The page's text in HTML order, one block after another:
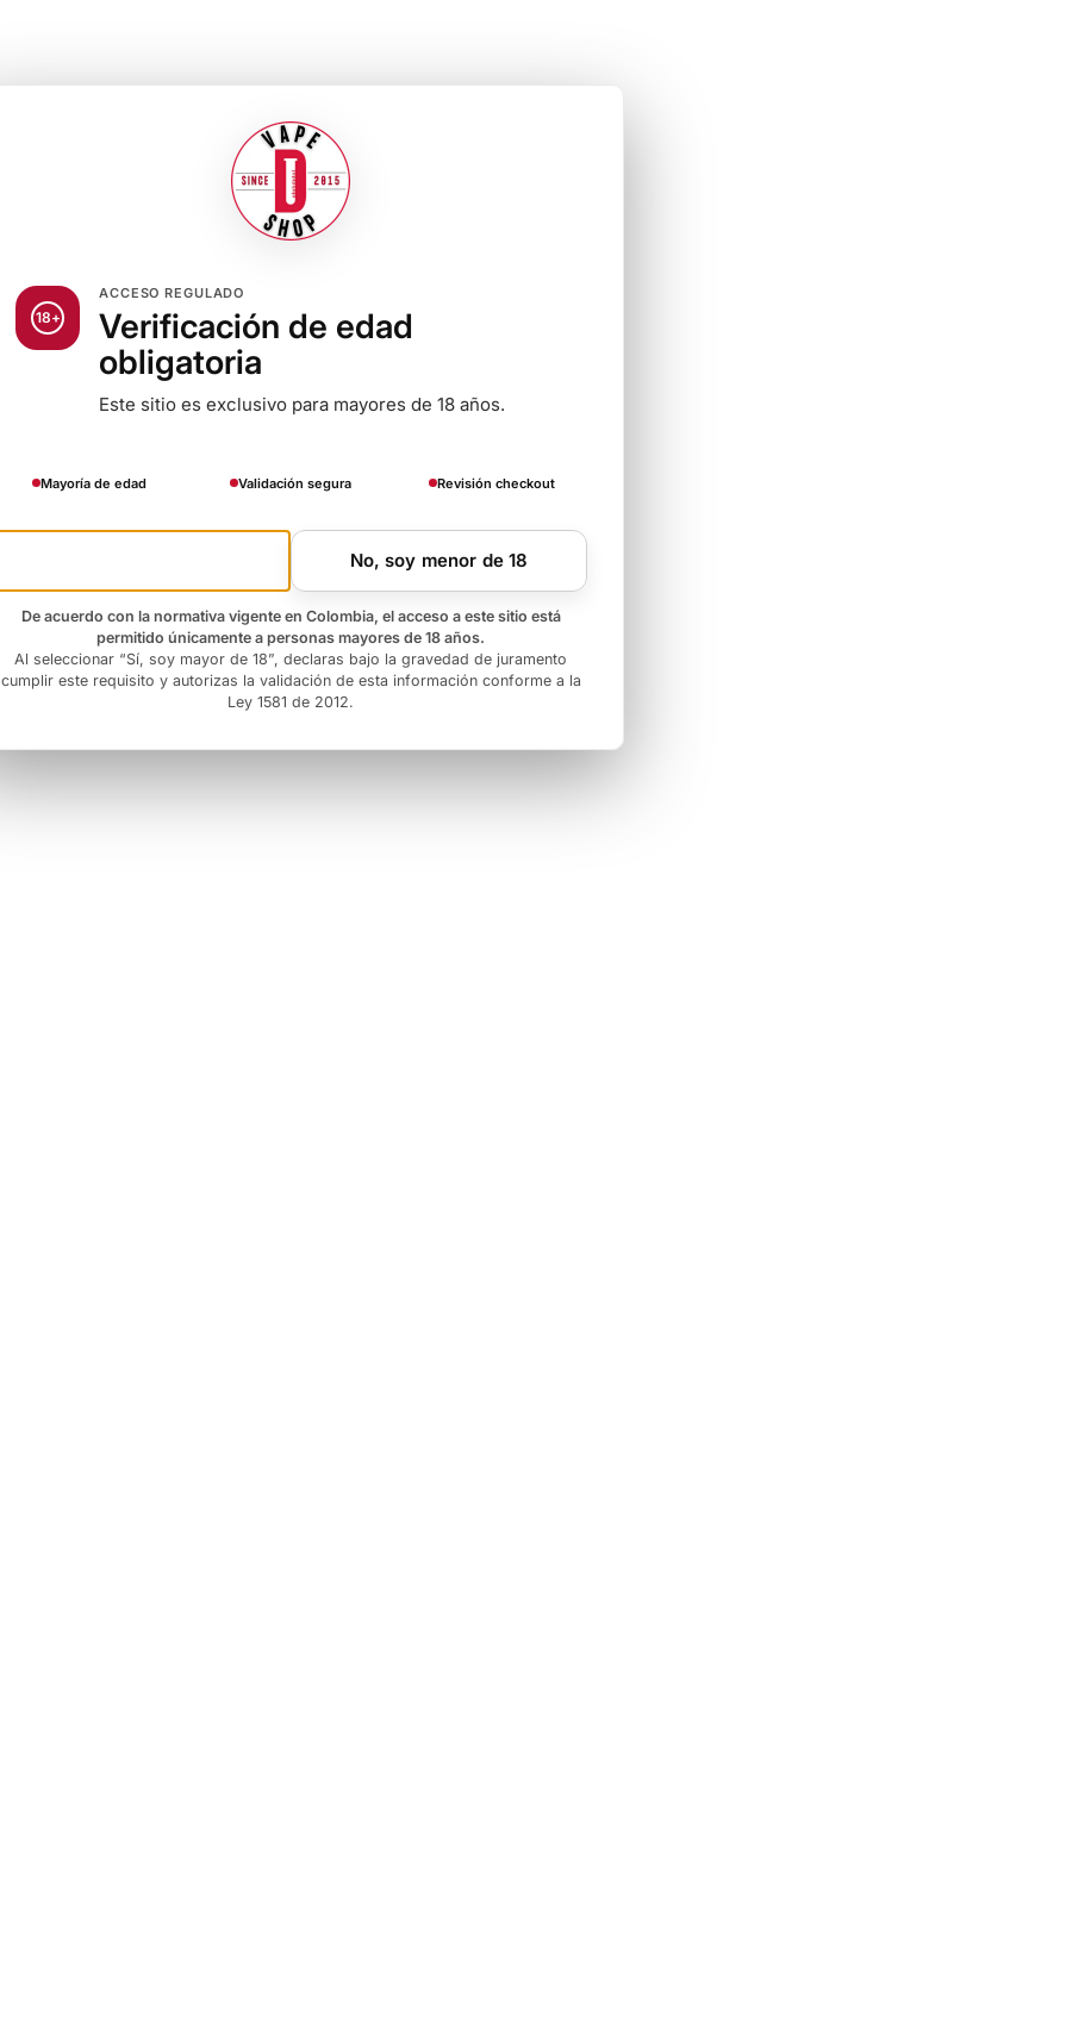
18+
ACCESO REGULADO
Verificación de edad
obligatoria
Este sitio es exclusivo para mayores de 18 años.
Mayoría de edad Validación segura Revisión checkout
No, soy menor de 18
De acuerdo con la normativa vigente en Colombia, el acceso a este sitio está
permitido únicamente a personas mayores de 18 años.
Al seleccionar “Sí, soy mayor de 18”, declaras bajo la gravedad de juramento
cumplir este requisito y autorizas la validación de esta información conforme a la
Ley 1581 de 2012.